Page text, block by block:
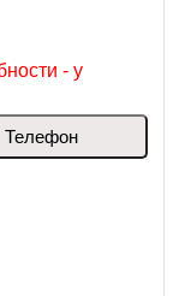
- у
Телефон